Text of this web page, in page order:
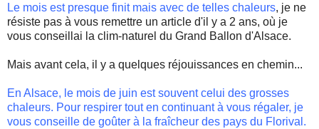
Le mois est presque finit mais avec de telles chaleurs, je ne
résiste pas à vous remettre un article d'il y a 2 ans, où je
vous conseillai la clim-naturel du Grand Ballon d'Alsace.
Mais avant cela, il y a quelques réjouissances en chemin...
En Alsace, le mois de juin est souvent celui des grosses
chaleurs. Pour respirer tout en continuant à vous régaler, je
vous conseille de goûter à la fraîcheur des pays du Florival.